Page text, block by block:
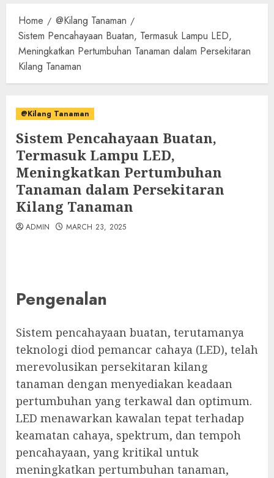
Home
@Kilang Tanaman
Sistem Pencahayaan Buatan, Termasuk Lampu LED,
Meningkatkan Pertumbuhan Tanaman dalam Persekitaran
Kilang Tanaman
@Kilang Tanaman
Sistem Pencahayaan Buatan,
Termasuk Lampu LED,
Meningkatkan Pertumbuhan
Tanaman dalam Persekitaran
Kilang Tanaman
ADMIN MARCH 23, 2025
Pengenalan
Sistem pencahayaan buatan, terutamanya
teknologi diod pemancar cahaya (LED), telah
merevolusikan persekitaran kilang
tanaman dengan menyediakan keadaan
pertumbuhan yang terkawal dan optimum.
LED menawarkan kawalan tepat terhadap
keamatan cahaya, spektrum, dan tempoh
pencahayaan, yang kritikal untuk
meningkatkan pertumbuhan tanaman,